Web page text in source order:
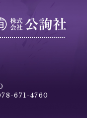
671-4760